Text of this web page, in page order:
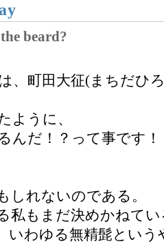
beard?
、町田大征(まちだひ
ように、
んだ！？って事です！
しれないのである。
私もまだ決めかねてい
いわゆる無精髭という